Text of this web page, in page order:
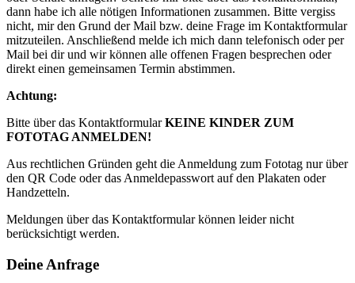
dann habe ich alle nötigen Informationen zusammen. Bitte vergiss
nicht, mir den Grund der Mail bzw. deine Frage im Kontaktformular
mitzuteilen. Anschließend melde ich mich dann telefonisch oder per
Mail bei dir und wir können alle offenen Fragen besprechen oder
direkt einen gemeinsamen Termin abstimmen.
Achtung:
Bitte über das KontaktformularKEINE KINDER ZUM
FOTOTAG ANMELDEN!
Aus rechtlichen Gründen geht die Anmeldung zum Fototag nur über
den QR Code oder das Anmeldepasswort auf den Plakaten oder
Handzetteln.
Meldungen über das Kontaktformular können leider nicht
berücksichtigt werden.
Deine Anfrage